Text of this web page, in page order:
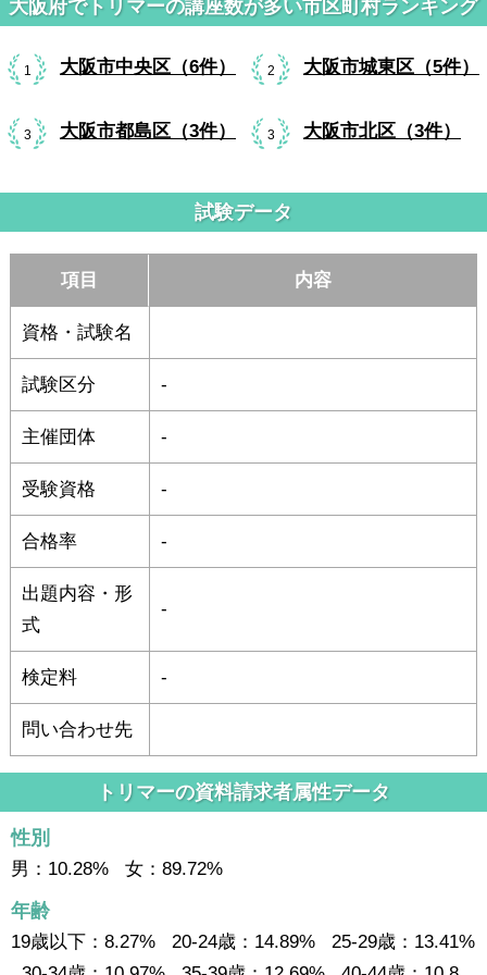
大阪府でトリマーの講座数が多い市区町村ランキング
1 大阪市中央区（6件） 2 大阪市城東区（5件）
3 大阪市都島区（3件） 3 大阪市北区（3件）
試験データ
項目 内容
資格・試験名
試験区分 -
主催団体 -
受験資格 -
合格率 -
出題内容・形
式
-
検定料 -
問い合わせ先
トリマーの資料請求者属性データ
性別
男：10.28% 女：89.72%
年齢
19歳以下：8.27% 20-24歳：14.89% 25-29歳：13.41%